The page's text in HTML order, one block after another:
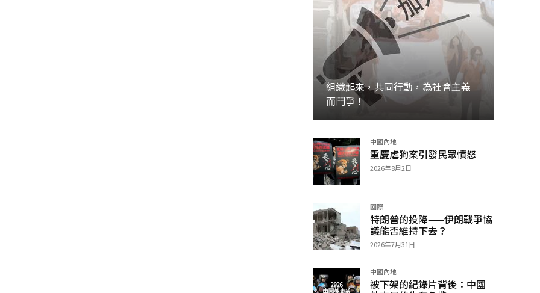
組織起來，共同行動，為社會主義
而鬥爭！
加入 中國內地
重慶虐狗案引發民眾憤怒
2026年8月2日
國際
特朗普的投降——伊朗戰爭協
議能否維持下去？
2026年7月31日
中國內地
被下架的紀錄片背後：中國